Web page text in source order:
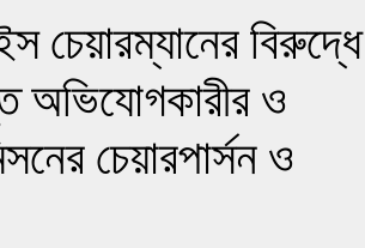
চেয়ারম্যানের বিরুদ্ধে
অভিযোগকারীর ও
চেয়ারপার্সন ও